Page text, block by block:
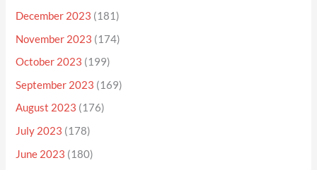
December 2023 (181)
November 2023 (174)
October 2023 (199)
September 2023 (169)
August 2023 (176)
July 2023 (178)
June 2023 (180)